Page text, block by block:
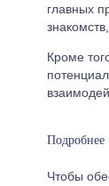
главных
Кроме
Подробнее
Чтобы